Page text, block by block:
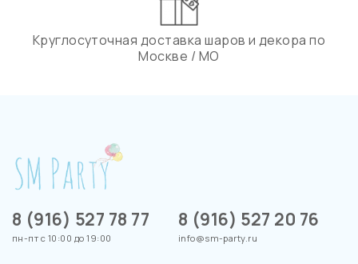
Круглосуточная доставка шаров и декора по
Москве / МО
8 (916) 527 78 77
пн-пт с 10:00 до 19:00
8 (916) 527 20 76
info@sm-party.ru